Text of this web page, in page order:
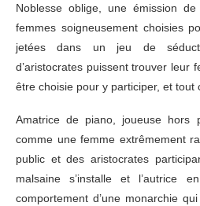
Noblesse oblige, une émission
femmes soigneusement choisies
jetées dans un jeu de
d’aristocrates puissent trouver leur
être choisie pour y participer, et tout
Amatrice de piano, joueuse hors
comme une femme extrêmement
public et des aristocrates
malsaine s’installe et l’autrice
comportement d’une monarchie